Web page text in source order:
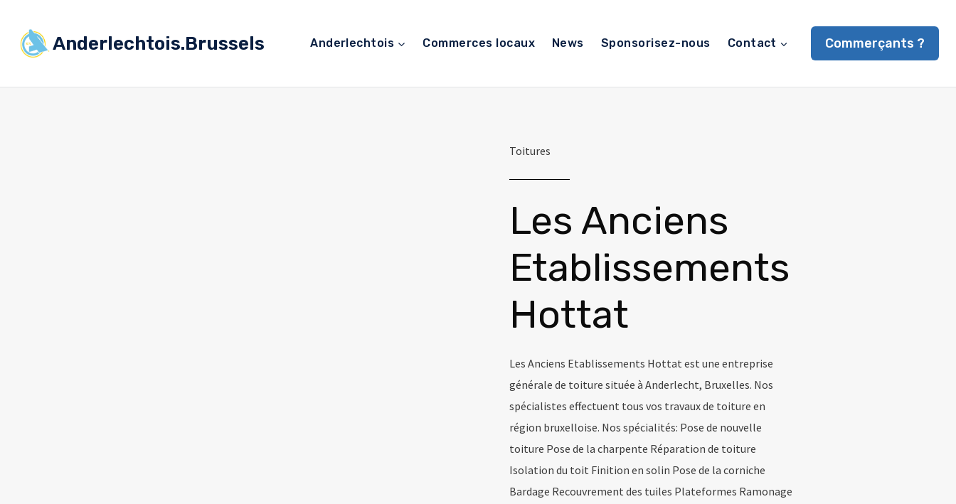
Anderlechtois.Brussels Anderlechtois Commerces locaux News Sponsorisez-nous Contact Commerçants ?
Toitures
Les Anciens
Etablissements
Hottat
Les Anciens Etablissements Hottat est une entreprise
générale de toiture située à Anderlecht, Bruxelles. Nos
spécialistes effectuent tous vos travaux de toiture en
région bruxelloise. Nos spécialités: Pose de nouvelle
toiture Pose de la charpente Réparation de toiture
Isolation du toit Finition en solin Pose de la corniche
Bardage Recouvrement des tuiles Plateformes Ramonage